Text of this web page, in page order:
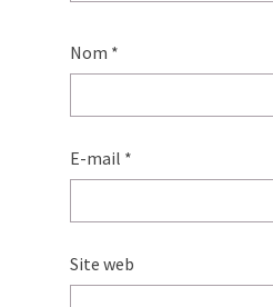
Nom *
E-mail *
Site web